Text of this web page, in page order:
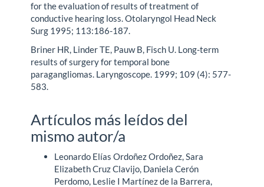
for the evaluation of results of treatment of
conductive hearing loss. Otolaryngol Head Neck
Surg 1995; 113:186-187.
Briner HR, Linder TE, Pauw B, Fisch U. Long-term
results of surgery for temporal bone
paragangliomas. Laryngoscope. 1999; 109 (4): 577-
583.
Artículos más leídos del
mismo autor/a
Leonardo Elías Ordoñez Ordoñez, Sara
Elizabeth Cruz Clavijo, Daniela Cerón
Perdomo, Leslie I Martínez de la Barrera,